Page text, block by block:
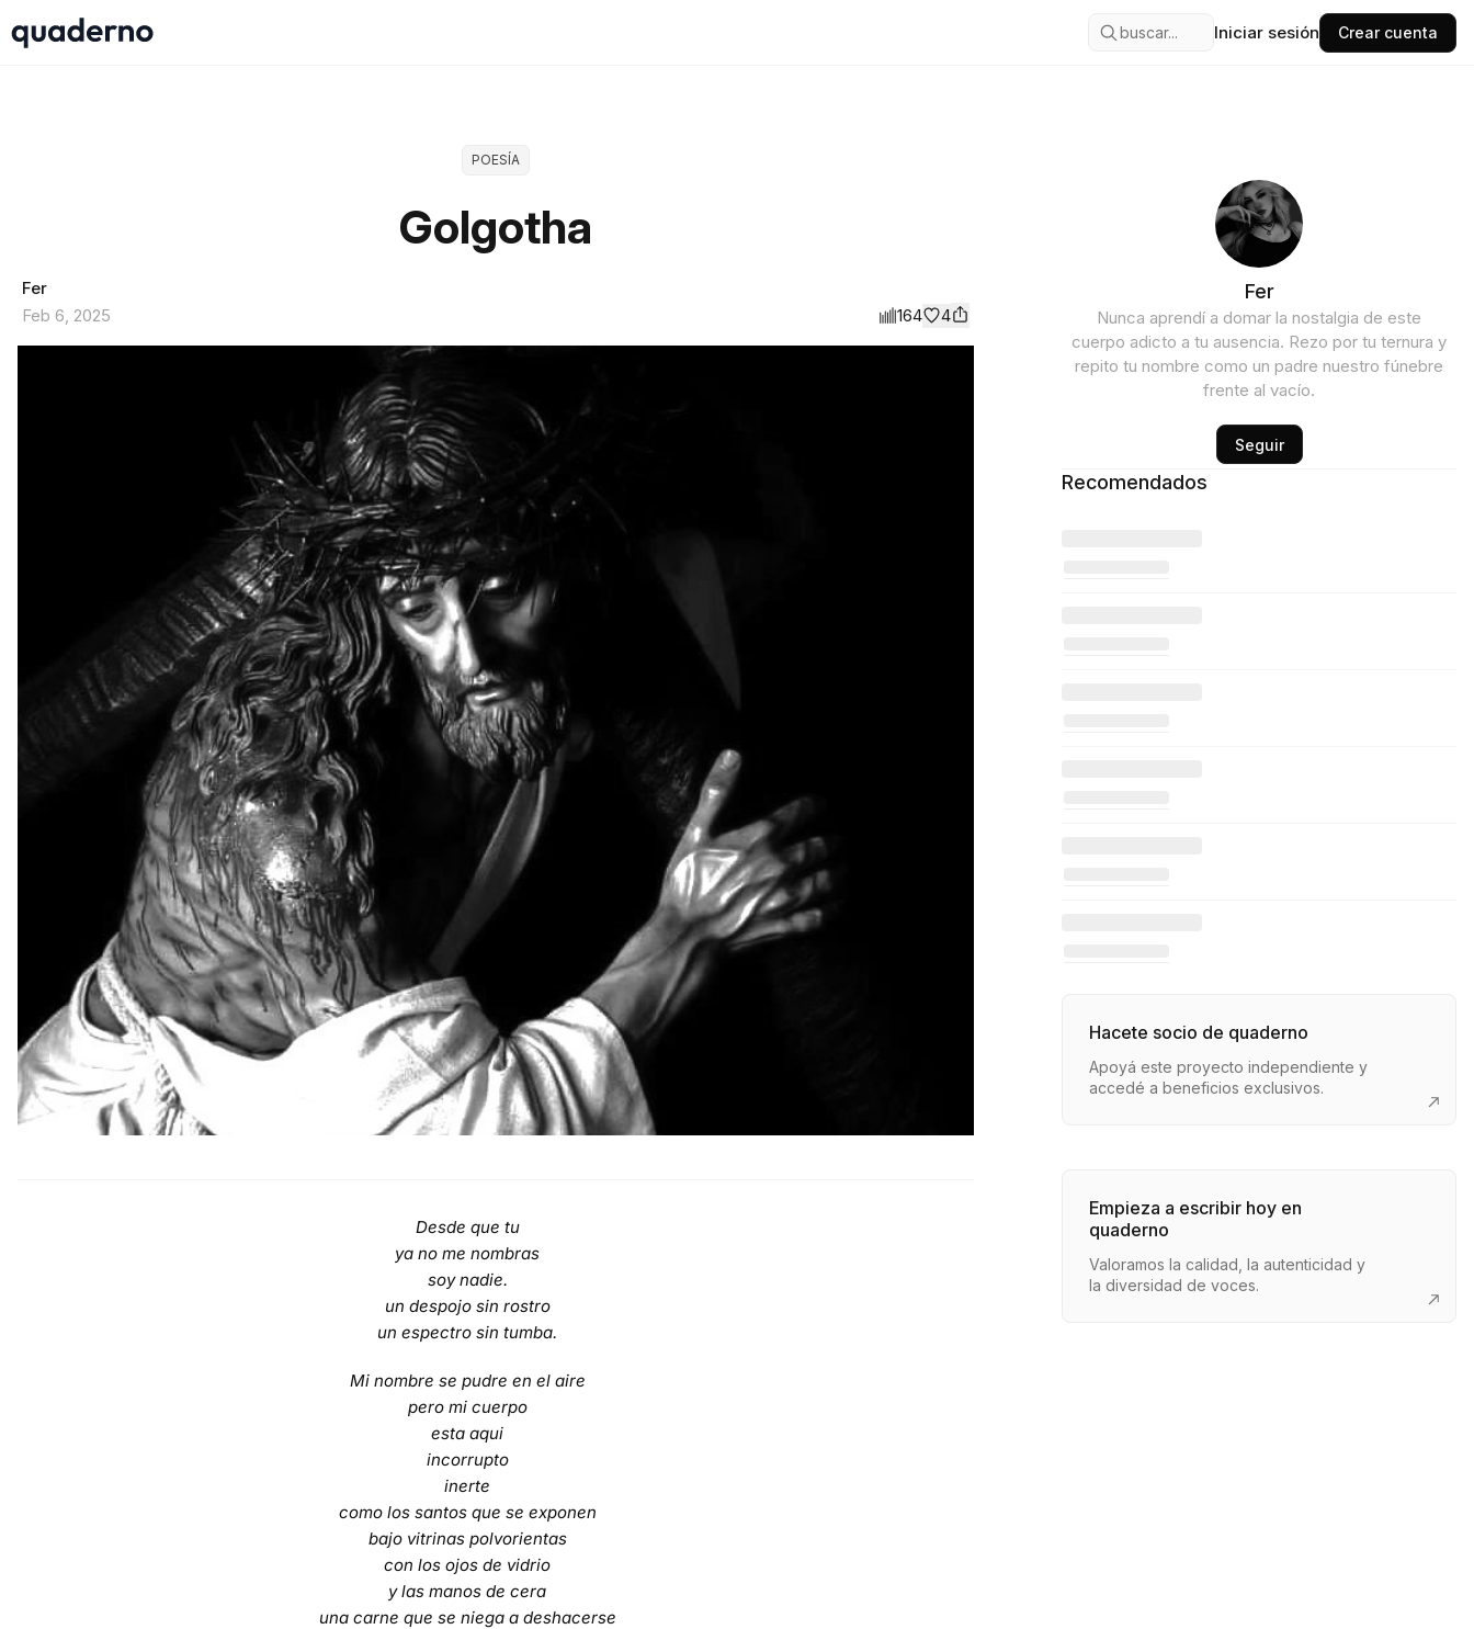
buscar... Iniciar sesión Crear cuenta
POESÍA
Golgotha
Fer
Feb 6, 2025
164 4
Desde que tu
ya no me nombras
soy nadie.
un despojo sin rostro
un espectro sin tumba.
Mi nombre se pudre en el aire
pero mi cuerpo
esta aqui
incorrupto
inerte
como los santos que se exponen
bajo vitrinas polvorientas
con los ojos de vidrio
y las manos de cera
una carne que se niega a deshacerse
Fer
Nunca aprendí a domar la nostalgia de este
cuerpo adicto a tu ausencia. Rezo por tu ternura y
repito tu nombre como un padre nuestro fúnebre
frente al vacío.
Seguir
Recomendados
Hacete socio de quaderno
Apoyá este proyecto independiente y
accedé a beneficios exclusivos.
Empieza a escribir hoy en
quaderno
Valoramos la calidad, la autenticidad y
la diversidad de voces.